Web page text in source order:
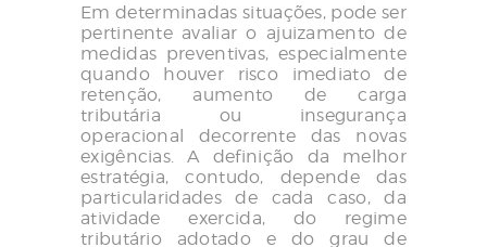
Em determinadas situações, pode ser
pertinente avaliar o ajuizamento de
medidas preventivas, especialmente
quando houver risco imediato de
retenção, aumento de carga
tributária ou insegurança
operacional decorrente das novas
exigências. A definição da melhor
estratégia, contudo, depende das
particularidades de cada caso, da
atividade exercida, do regime
tributário adotado e do grau de